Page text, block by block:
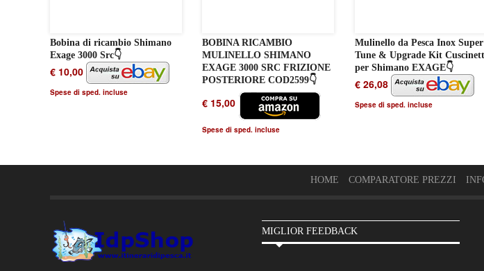
Bobina di ricambio Shimano
Exage 3000 Src👇
€ 10,00
Spese di sped. incluse
BOBINA RICAMBIO
MULINELLO SHIMANO
EXAGE 3000 SRC FRIZIONE
POSTERIORE COD2599👇
€ 15,00
Spese di sped. incluse
Mulinello da Pesca Inox Super
Tune & Upgrade Kit
per Shimano EXAGE👇
€ 26,08
Spese di sped. incluse
HOME COMPARATORE PREZZI
MIGLIOR FEEDBACK